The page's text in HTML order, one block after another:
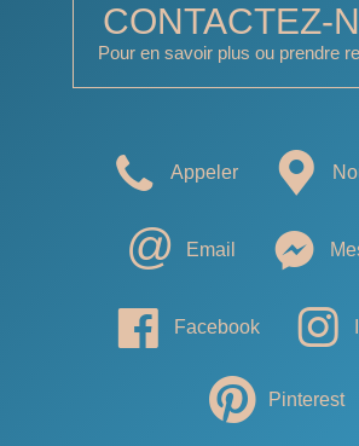
CONTACTEZ-
Pour en savoir plus ou prendre
Appeler
Email
Facebook
Pinterest